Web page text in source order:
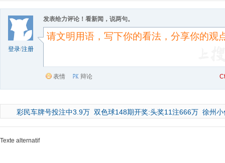
登录/注册
发表给力评论！看新闻，说两句。
表情 辩论
彩民车牌号投注中3.9万 双色球148期开奖:头奖11注666万 徐州
Texte alternatif